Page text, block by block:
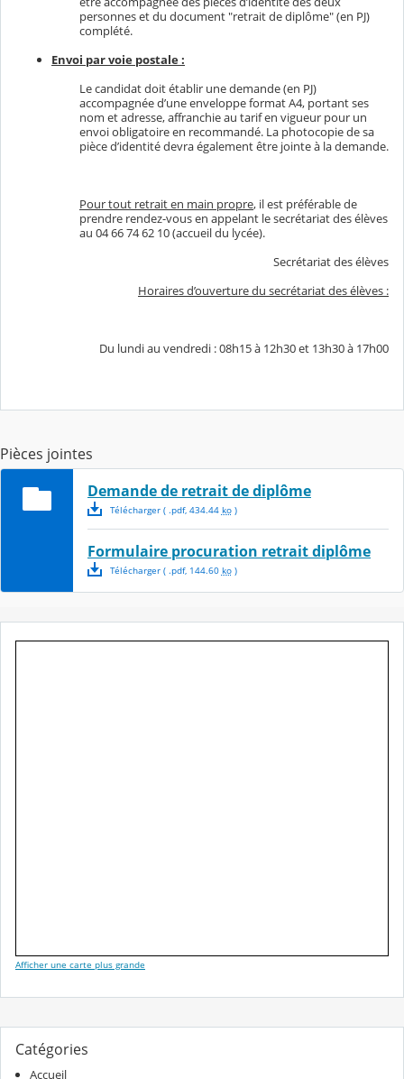
personnes et du document "retrait de diplôme" (en PJ)
complété.
Envoi par voie postale :
Le candidat doit établir une demande (en PJ)
accompagnée d’une enveloppe format A4, portant ses
nom et adresse, affranchie au tarif en vigueur pour un
envoi obligatoire en recommandé. La photocopie de sa
pièce d’identité devra également être jointe à la demande.
Pour tout retrait en main propre, il est préférable de
prendre rendez-vous en appelant le secrétariat des élèves
au 04 66 74 62 10 (accueil du lycée).
Secrétariat des élèves
Horaires d’ouverture du secrétariat des élèves :
Du lundi au vendredi : 08h15 à 12h30 et 13h30 à 17h00
Pièces jointes
Demande de retrait de diplôme
Télécharger( .pdf, 434.44 ko)
Formulaire procuration retrait diplôme
Télécharger( .pdf, 144.60 ko)
Afficher une carte plus grande
Catégories
Accueil